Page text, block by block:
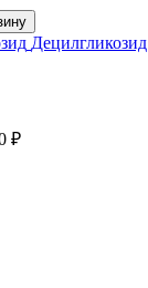
Децилгликозид
₽